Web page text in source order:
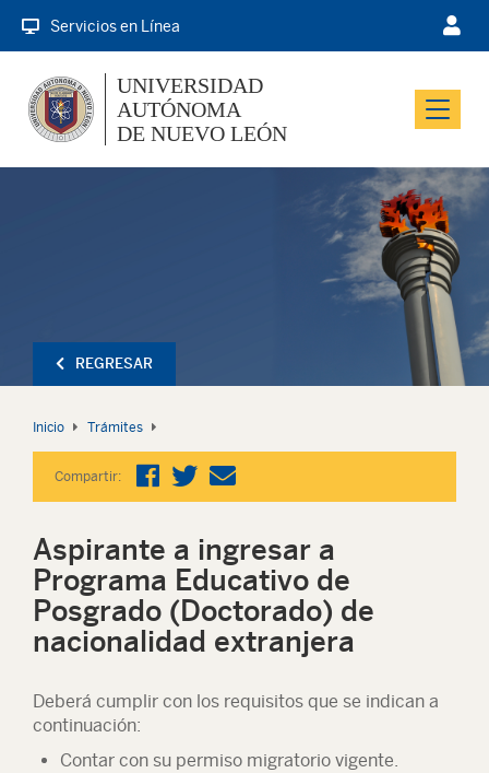
Servicios en Línea
Menu
UNIVERSIDAD
AUTÓNOMA
DE NUEVO LEÓN
REGRESAR
Inicio Trámites
Compartir:
Aspirante a ingresar a
Programa Educativo de
Posgrado (Doctorado) de
nacionalidad extranjera
Deberá cumplir con los requisitos que se indican a
continuación:
Contar con su permiso migratorio vigente.